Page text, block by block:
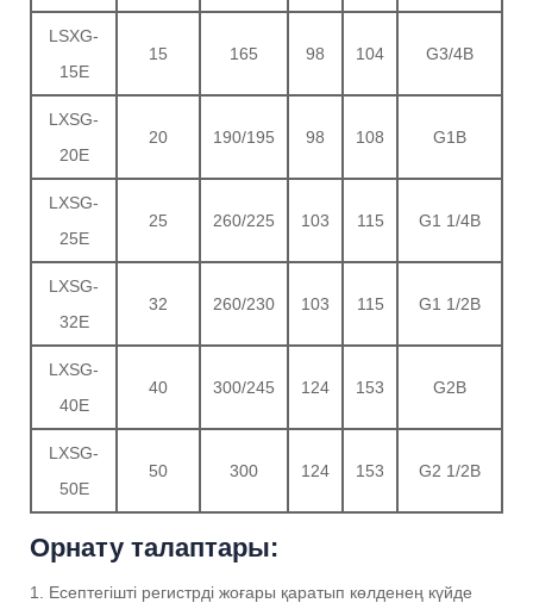
LSXG-
15E
15 165 98 104 G3/4B
LXSG-
20E
20 190/195 98 108 G1B
LXSG-
25E
25 260/225 103 115 G1 1/4B
LXSG-
32E
32 260/230 103 115 G1 1/2B
LXSG-
40E
40 300/245 124 153 G2B
LXSG-
50E
50 300 124 153 G2 1/2B
Орнату талаптары:
1. Есептегішті регистрді жоғары қаратып көлденең күйде